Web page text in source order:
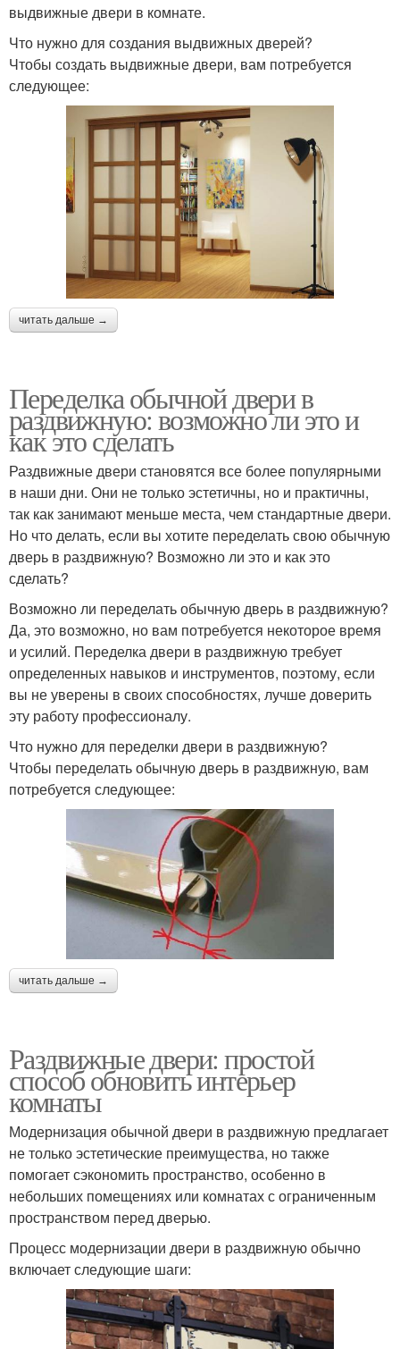
выдвижные двери в комнате.
Что нужно для создания выдвижных дверей?
Чтобы создать выдвижные двери, вам потребуется
следующее:
читать дальше →
Переделка обычной двери в
раздвижную: возможно ли это и
как это сделать
Раздвижные двери становятся все более популярными
в наши дни. Они не только эстетичны, но и практичны,
так как занимают меньше места, чем стандартные двери.
Но что делать, если вы хотите переделать свою обычную
дверь в раздвижную? Возможно ли это и как это
сделать?
Возможно ли переделать обычную дверь в раздвижную?
Да, это возможно, но вам потребуется некоторое время
и усилий. Переделка двери в раздвижную требует
определенных навыков и инструментов, поэтому, если
вы не уверены в своих способностях, лучше доверить
эту работу профессионалу.
Что нужно для переделки двери в раздвижную?
Чтобы переделать обычную дверь в раздвижную, вам
потребуется следующее:
читать дальше →
Раздвижные двери: простой
способ обновить интерьер
комнаты
Модернизация обычной двери в раздвижную предлагает
не только эстетические преимущества, но также
помогает сэкономить пространство, особенно в
небольших помещениях или комнатах с ограниченным
пространством перед дверью.
Процесс модернизации двери в раздвижную обычно
включает следующие шаги: